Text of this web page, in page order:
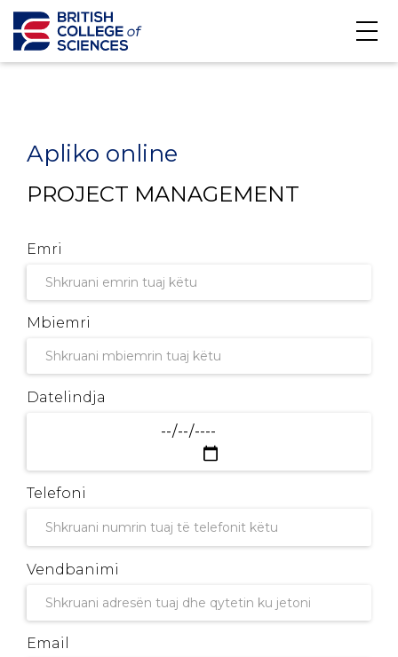
Apliko online
PROJECT MANAGEMENT
Emri
Mbiemri
Datelindja
Telefoni
Vendbanimi
Email